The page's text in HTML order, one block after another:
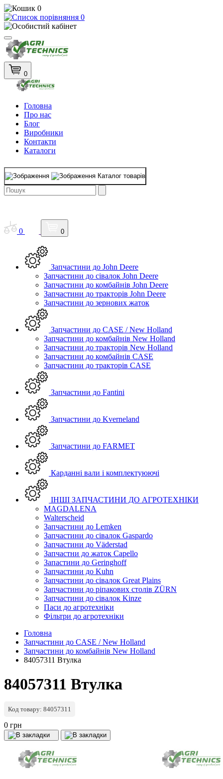
0
0
0
Головна
Про нас
Блог
Виробники
Контакти
Каталоги
Каталог товарів
0 0
Запчастини до John Deere
Запчастини до сівалок John Deere
Запчастини до комбайнів John Deere
Запчастини до тракторів John Deere
Запчастини до зернових жаток
Запчастини до CASE / New Holland
Запчастини до комбайнів New Holland
Запчастини до тракторів New Holland
Запчастини до комбайнів CASE
Запчастини до тракторів CASE
Запчастини до Fantini
Запчастини до Kverneland
Запчастини до FARMET
Карданні вали і комплектуюючі
ІНШІ ЗАПЧАСТИНИ ДО АГРОТЕХНІКИ
MAGDALENA
Walterscheid
Запчастини до Lemken
Запчастини до сівалок Gaspardo
Запчастини до Väderstad
Запчастни до жаток Capello
Запастини до Geringhoff
Запчастини до Kuhn
Запчастини до сівалок Great Plains
Запчастини до ріпакових столів ZÜRN
Запчастини до сівалок Kinze
Паси до агротехніки
Фільтри до агротехніки
Головна
Запчастини до CASE / New Holland
Запчастини до комбайнів New Holland
84057311 Втулка
84057311 Втулка
Код товару: 84057311
0 грн